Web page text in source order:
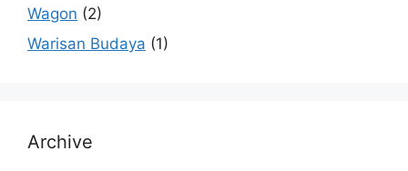
Wagon (2)
Warisan Budaya (1)
Archive